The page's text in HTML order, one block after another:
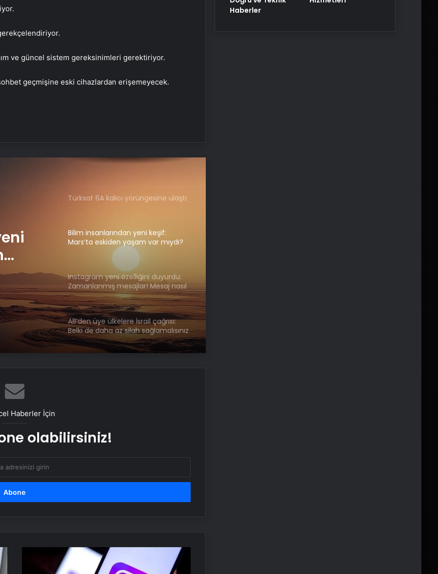
ve güncel sistem gereksinimleri gerektiriyor.
geçmişine eski cihazlardan erişemeyecek.
Türksat 6A kalıcı yörüngesine ulaştı
Bilim insanlarından yeni keşif:
Mars’ta eskiden yaşam var mıydı?
Instagram yeni özelliğini duyurdu:
Zamanlanmış mesajlar! Mesaj nasıl
zamanlanır?
AB’den üye ülkelere İsrail çağrısı:
Belki de daha az silah sağlamalısınız
Haberler İçin
olabilirsiniz!
Haberler